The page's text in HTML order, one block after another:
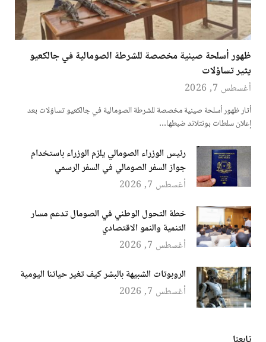
ظهور أسلحة صينية مخصصة للشرطة الصومالية في جالكعيو
يثير تساؤلات
أغسطس 7, 2026
أثار ظهور أسلحة صينية مخصصة للشرطة الصومالية في جالكعيو تساؤلات بعد
إعلان سلطات بونتلاند ضبطها…
رئيس الوزراء الصومالي يلزم الوزراء باستخدام
جواز السفر الصومالي في السفر الرسمي
أغسطس 7, 2026
خطة التحول الوطني في الصومال تدعم مسار
التنمية والنمو الاقتصادي
أغسطس 7, 2026
الروبوتات الشبيهة بالبشر كيف تغير حياتنا اليومية
أغسطس 7, 2026